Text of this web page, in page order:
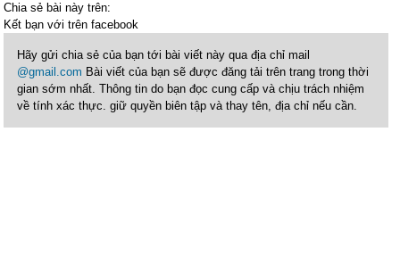
Chia sẻ bài này trên:
Kết bạn vớitrên facebook
Hãy gửi chia sẻ của bạn tới bài viết này qua địa chỉ mail
@gmail.com Bài viết của bạn sẽ được đăng tải trên trang trong thời
gian sớm nhất. Thông tin do bạn đọc cung cấp và chịu trách nhiệm
về tính xác thực. giữ quyền biên tập và thay tên, địa chỉ nếu cần.